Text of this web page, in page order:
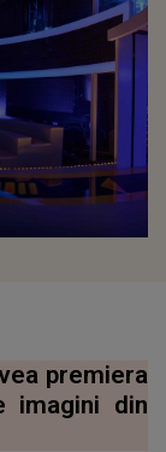
premiera
imagini din